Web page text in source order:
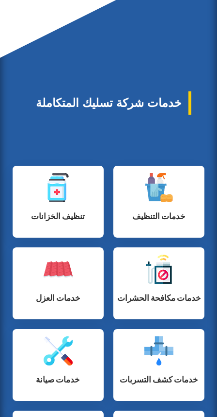
خدمات شركة تسليك المتكاملة
خدمات التنظيف تنظيف الخزانات
خدمات مكافحة الحشرات خدمات العزل
خدمات كشف التسربات خدمات صيانة